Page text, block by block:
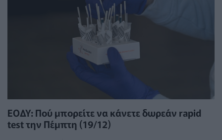
ΕΟΔΥ: Πού μπορείτε να κάνετε δωρεάν rapid
test την Πέμπτη (19/12)